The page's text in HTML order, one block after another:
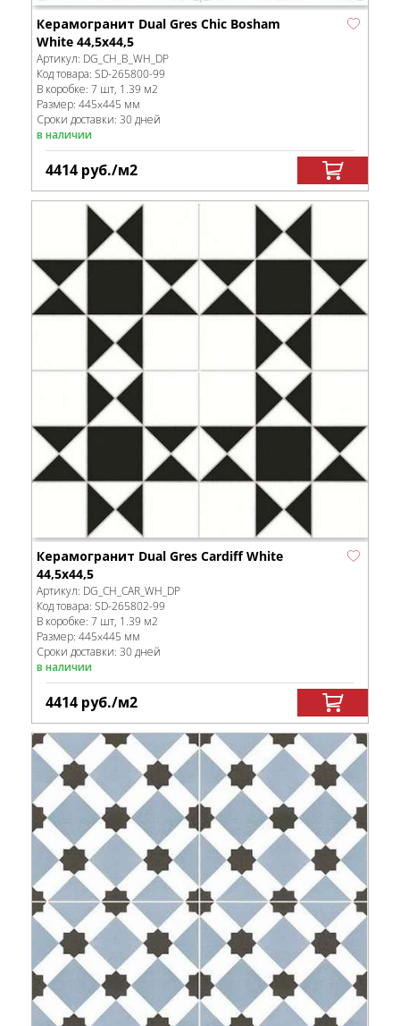
Керамогранит Dual Gres Chic Bosham
White 44,5x44,5
Артикул: DG_CH_B_WH_DP
Код товара: SD-265800-99
В коробке: 7 шт, 1.39 м2
Размер: 445x445 мм
Сроки доставки: 30 дней
в наличии
4414 руб./м2
Керамогранит Dual Gres Cardiff White
44,5x44,5
Артикул: DG_CH_CAR_WH_DP
Код товара: SD-265802-99
В коробке: 7 шт, 1.39 м2
Размер: 445x445 мм
Сроки доставки: 30 дней
в наличии
4414 руб./м2